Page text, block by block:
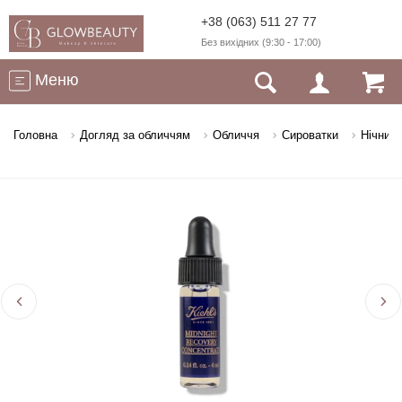
+38 (063) 511 27 77
Без вихідних (9:30 - 17:00)
Меню
Головна Догляд за обличчям Обличчя Сироватки